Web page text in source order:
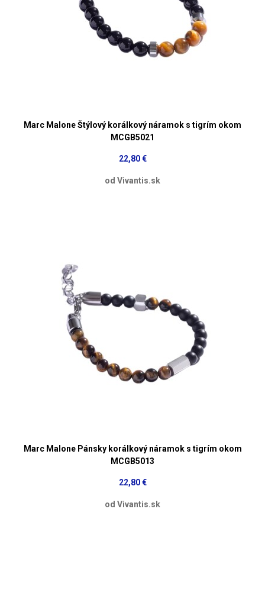
Marc Malone Štýlový korálkový náramok s tigrím okom
MCGB5021
22,80 €
od Vivantis.sk
Marc Malone Pánsky korálkový náramok s tigrím okom
MCGB5013
22,80 €
od Vivantis.sk